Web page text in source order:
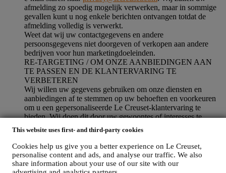
This website uses first- and third-party cookies
Cookies help us give you a better experience on Le Creuset,
personalise content and ads, and analyse our traffic. We also
share information about your use of our site with our
afmelding zo spoedig mogelijk verwerken, maar in sommige
gevallen kunt u nog enkele berichten ontvangen totdat de
afmelding volledig is verwerkt.
Weet dat wij uw contactgegevens en andere
persoonsgegevens niet doorgeven of verkopen aan andere
bedrijven voor hun marketingdoeleinden.
RE-TARGETING / OM ONZE AANBIEDINGEN AAN
TE PASSEN EN DE KLANTERVARING TE
VERBETEREN
Wij willen uw gegevens gebruiken om onze diensten en
aanbiedingen af te stemmen op uw behoeften en voorkeuren
om u een gepersonaliseerde Le Creuset-klantervaring te
bieden. Wij doen dit door uw gewoontes of interesses te
analyseren, bijvoorbeeld met betrekking tot de meest bekeken
producten, uw interactie met ons op sociale media, welke
pagina's van onze Website u bezoekt, welke inhoud van onze
aanbiedingen u leest. Wij doen dit voornamelijk door en ook
in combinatie met uw gegevens en voorkeuren die worden
verzameld zodra u zich inschrijft voor onze gepersonaliseerde